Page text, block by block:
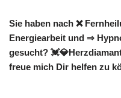
Sie haben nach ❌
Energiearbeit und ⇒
gesucht?
freue mich Dir helfen zu